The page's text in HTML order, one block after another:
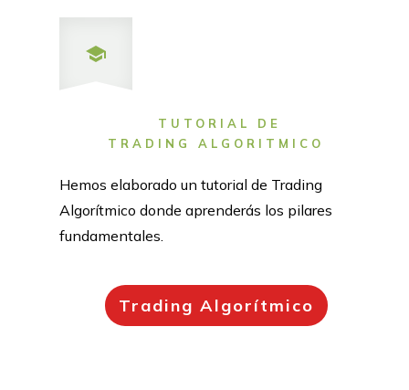
TUTORIAL DE
TRADING ALGORITMICO
Hemos elaborado un tutorial de Trading
Algorítmico donde aprenderás los pilares
fundamentales.
Trading Algorítmico